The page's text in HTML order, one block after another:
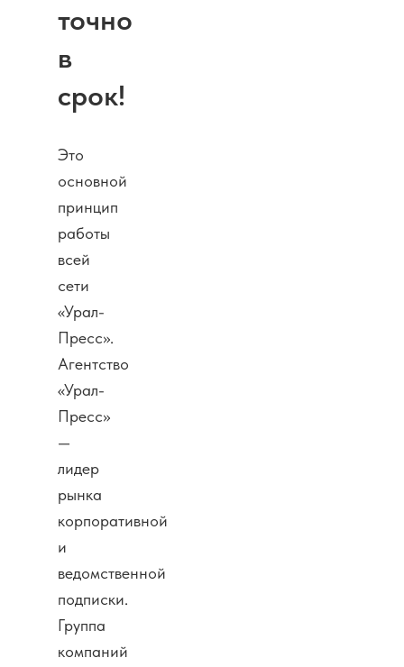
точно
в
срок!
Это
основной
принцип
работы
всей
сети
«Урал-
Пресс».
Агентство
«Урал-
Пресс»
—
лидер
рынка
корпоративной
и
ведомственной
подписки.
Группа
компаний